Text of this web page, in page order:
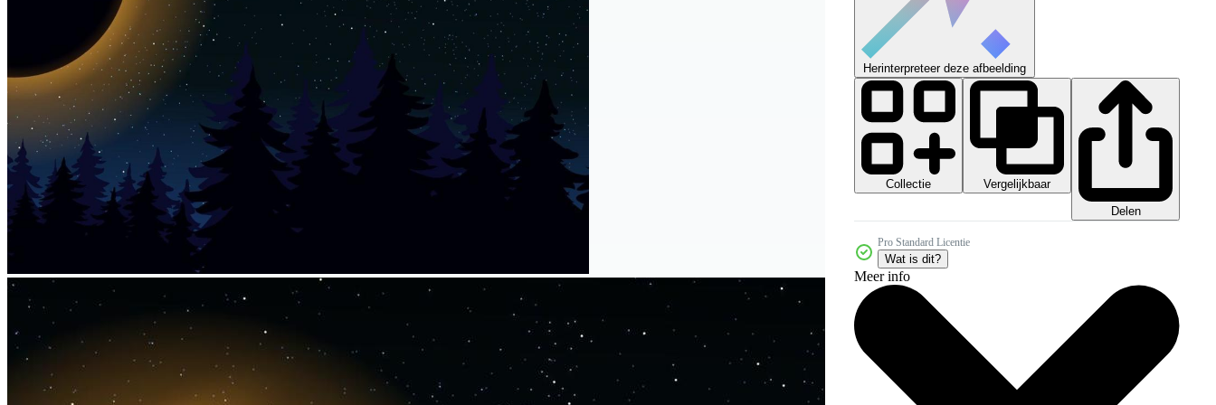
Herinterpreteer deze afbeelding
Collectie
Vergelijkbaar
Delen
Pro Standard Licentie
Wat is dit?
Meer info